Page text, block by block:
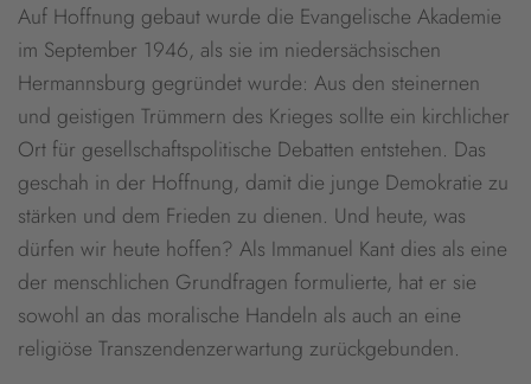
Auf Hoffnung gebaut wurde die Evangelische Akademie
im September 1946, als sie im niedersächsischen
Hermannsburg gegründet wurde: Aus den steinernen
und geistigen Trümmern des Krieges sollte ein kirchlicher
Ort für gesellschaftspolitische Debatten entstehen. Das
geschah in der Hoffnung, damit die junge Demokratie zu
stärken und dem Frieden zu dienen. Und heute, was
dürfen wir heute hoffen? Als Immanuel Kant dies als eine
der menschlichen Grundfragen formulierte, hat er sie
sowohl an das moralische Handeln als auch an eine
religiöse Transzendenzerwartung zurückgebunden.